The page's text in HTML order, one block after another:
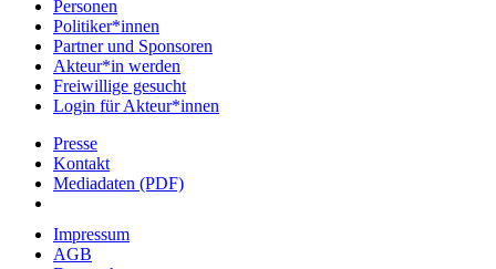
Personen
Politiker*innen
Partner und Sponsoren
Akteur*in werden
Freiwillige gesucht
Login für Akteur*innen
Presse
Kontakt
Mediadaten (PDF)
Impressum
AGB